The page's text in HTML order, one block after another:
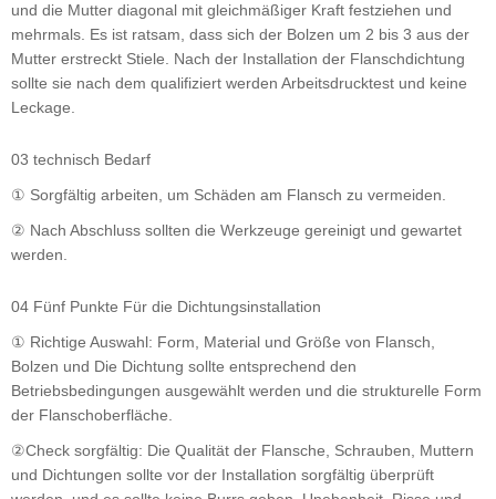
und die Mutter diagonal mit gleichmäßiger Kraft festziehen und
mehrmals. Es ist ratsam, dass sich der Bolzen um 2 bis 3 aus der
Mutter erstreckt Stiele. Nach der Installation der Flanschdichtung
sollte sie nach dem qualifiziert werden Arbeitsdrucktest und keine
Leckage.
03 technisch Bedarf
① Sorgfältig arbeiten, um Schäden am Flansch zu vermeiden.
② Nach Abschluss sollten die Werkzeuge gereinigt und gewartet
werden.
04 Fünf Punkte Für die Dichtungsinstallation
① Richtige Auswahl: Form, Material und Größe von Flansch,
Bolzen und Die Dichtung sollte entsprechend den
Betriebsbedingungen ausgewählt werden und die strukturelle Form
der Flanschoberfläche.
②Check sorgfältig: Die Qualität der Flansche, Schrauben, Muttern
und Dichtungen sollte vor der Installation sorgfältig überprüft